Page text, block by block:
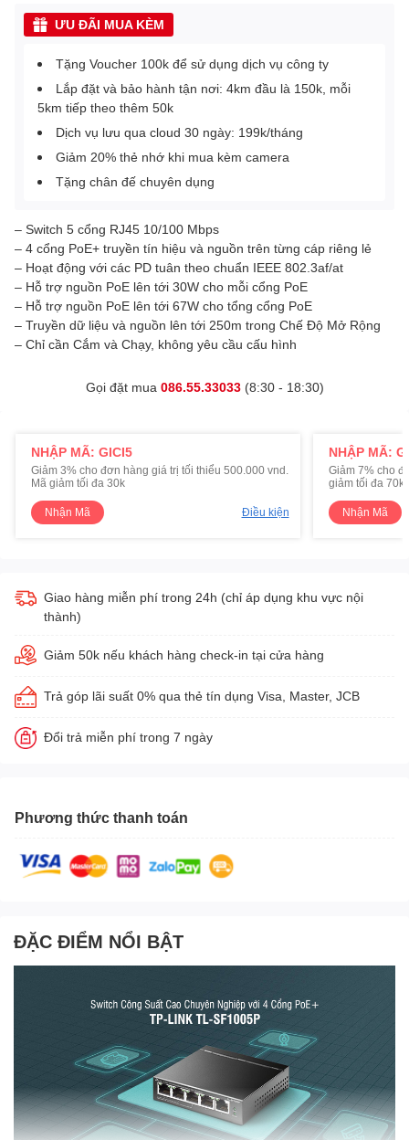
ƯU ĐÃI MUA KÈM
Tặng Voucher 100k để sử dụng dịch vụ công ty
Lắp đặt và bảo hành tận nơi: 4km đầu là 150k, mỗi
5km tiếp theo thêm 50k
Dịch vụ lưu qua cloud 30 ngày: 199k/tháng
Giảm 20% thẻ nhớ khi mua kèm camera
Tặng chân đế chuyên dụng
– Switch 5 cổng RJ45 10/100 Mbps
– 4 cổng PoE+ truyền tín hiệu và nguồn trên từng cáp riêng lẻ
– Hoạt động với các PD tuân theo chuẩn IEEE 802.3af/at
– Hỗ trợ nguồn PoE lên tới 30W cho mỗi cổng PoE
– Hỗ trợ nguồn PoE lên tới 67W cho tổng cổng PoE
– Truyền dữ liệu và nguồn lên tới 250m trong Chế Độ Mở Rộng
– Chỉ cần Cắm và Chạy, không yêu cầu cấu hình
Gọi đặt mua 086.55.33033(8:30 - 18:30)
NHẬP MÃ: GICI5
Giảm 3% cho đơn hàng giá trị tối thiểu 500.000 vnd.
Mã giảm tối đa 30k
Nhận Mã Điều kiện
NHẬP MÃ:
Giảm 7% cho
giảm tối đa 70k
Nhận Mã
Giao hàng miễn phí trong 24h (chỉ áp dụng khu vực nội
thành)
Giảm 50k nếu khách hàng check-in tại cửa hàng
Trả góp lãi suất 0% qua thẻ tín dụng Visa, Master, JCB
Đổi trả miễn phí trong 7 ngày
Phương thức thanh toán
ĐẶC ĐIỂM NỔI BẬT